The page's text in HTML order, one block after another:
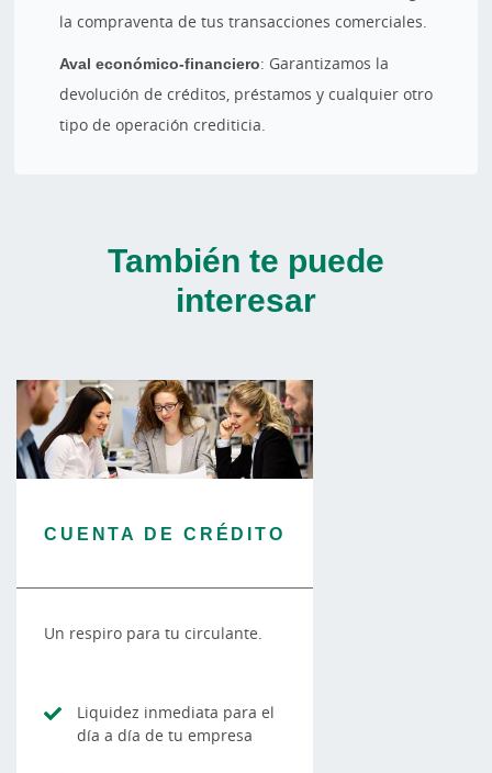
la compraventa de tus transacciones comerciales.
Aval económico-financiero: Garantizamos la
devolución de créditos, préstamos y cualquier otro
tipo de operación crediticia.
También te puede
interesar
CUENTA DE CRÉDITO
Un respiro para tu circulante.
Liquidez inmediata para el
día a día de tu empresa